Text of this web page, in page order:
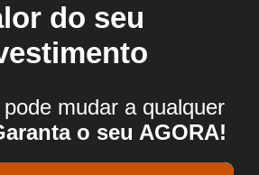
do seu
mudar a qualquer
o seu AGORA!